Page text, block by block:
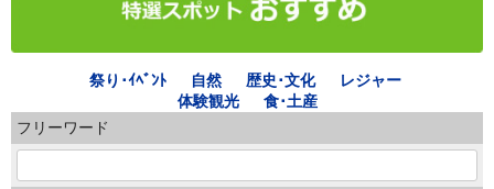
祭り･ｲﾍﾞﾝﾄ 自然 歴史･文化
レジャー
体験観光
食･土産
フリーワード